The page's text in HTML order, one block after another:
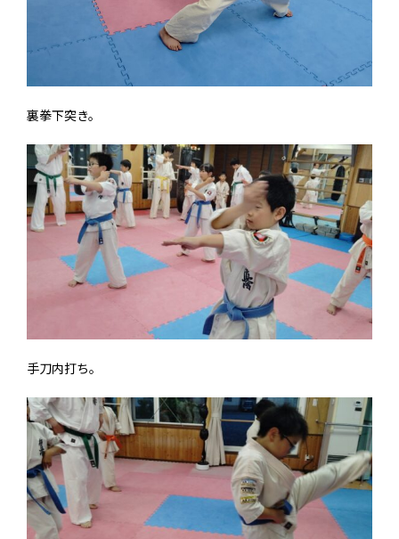
裏拳下突き。
手刀内打ち。